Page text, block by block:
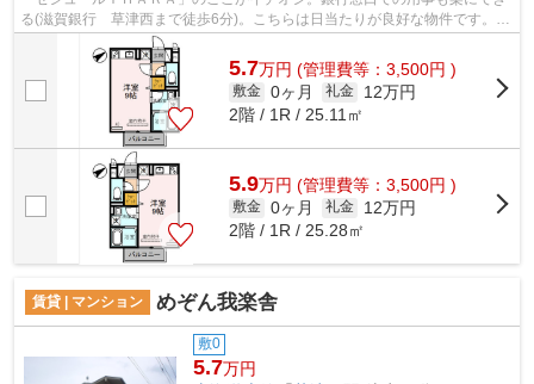
る(滋賀銀行 草津西まで徒歩6分)。こちらは日当たりが良好な物件です。こ
ちらの物件はアパートです。東海道本...
5.7万円 (管理費等：3,500円 )
敷金 0ヶ月 礼金
12万円
2階 / 1R / 25.11㎡
5.9万円 (管理費等：3,500円 )
敷金 0ヶ月 礼金
12万円
2階 / 1R / 25.28㎡
賃貸 | マンション めぞん我楽舎
敷0
5.7万円